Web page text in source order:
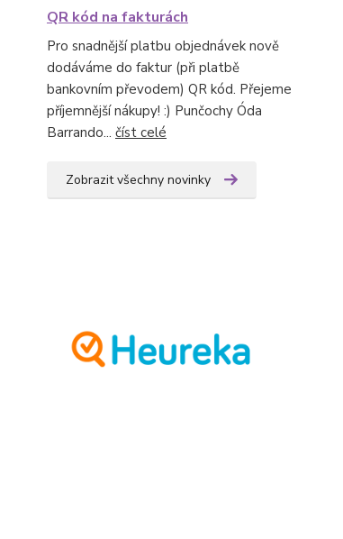
QR kód na fakturách
Pro snadnější platbu objednávek nově
dodáváme do faktur (při platbě
bankovním převodem) QR kód. Přejeme
příjemnější nákupy! :) Punčochy Óda
Barrando... číst celé
Zobrazit všechny novinky